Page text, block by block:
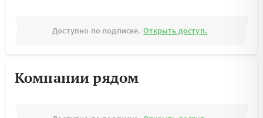
Доступно по подписке. Открыть доступ.
Компании рядом